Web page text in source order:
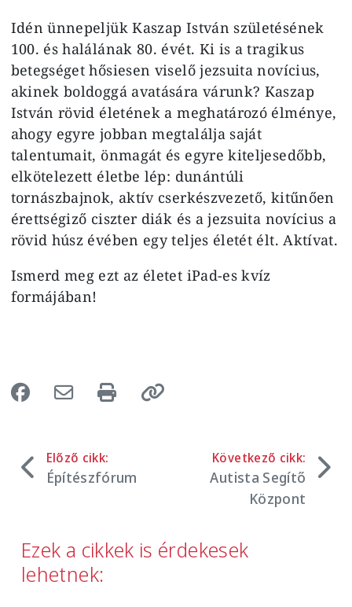
Idén ünnepeljük Kaszap István születésének
100. és halálának 80. évét. Ki is a tragikus
betegséget hősiesen viselő jezsuita novícius,
akinek boldoggá avatására várunk? Kaszap
István rövid életének a meghatározó élménye,
ahogy egyre jobban megtalálja saját
talentumait, önmagát és egyre kiteljesedőbb,
elkötelezett életbe lép: dunántúli
tornászbajnok, aktív cserkészvezető, kitűnően
érettségiző ciszter diák és a jezsuita novícius a
rövid húsz évében egy teljes életét élt. Aktívat.
Ismerd meg ezt az életet iPad-es kvíz
formájában!
Előző cikk:
Építészfórum
Következő cikk:
Autista Segítő
Központ
Ezek a cikkek is érdekesek
lehetnek: